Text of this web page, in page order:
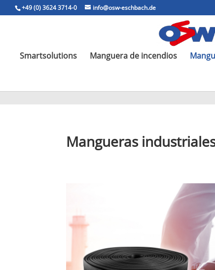
+49 (0) 3624 3714-0 info@osw-eschbach.de
Smartsolutions Manguera de incendios
Mangueras